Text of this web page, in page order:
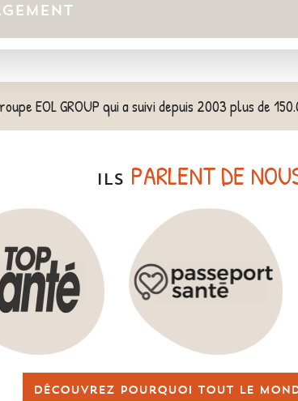
EOL GROUP qui a suivi depuis 2003 plus de
ILS PARLENT DE
Découvrez pourquoi tout le